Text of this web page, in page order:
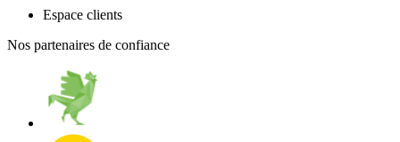
Espace clients
Nos partenaires de confiance